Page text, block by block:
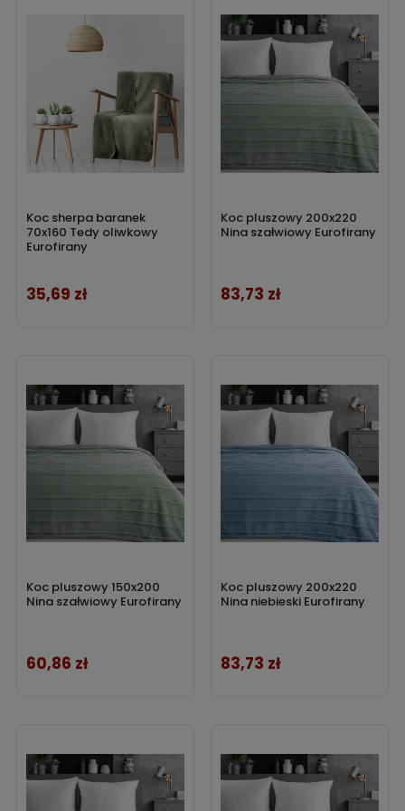
materiału? Sprawdź oferowane przez naskoce
bawełniane,koce muślinowe koce lniane
oraz koce futrzane
Koc sherpa baranek
70x160 Tedy oliwkowy
Eurofirany
Cena
35,69 zł
Koc pluszowy 200x220
Nina szałwiowy Eurofirany
Cena
83,73 zł
Koc pluszowy 150x200
Nina szałwiowy Eurofirany
Cena
60,86 zł
Koc pluszowy 200x220
Nina niebieski Eurofirany
Cena
83,73 zł